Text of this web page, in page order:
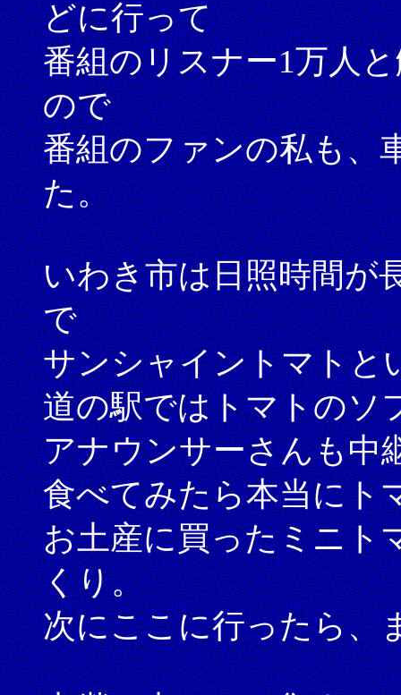
どに行って
番組のリスナー1万人
ので
番組のファンの私も、
た。
いわき市は日照時間が
で
サンシャイントマトと
道の駅ではトマトのソ
アナウンサーさんも中
食べてみたら本当にト
お土産に買ったミニト
くり。
次にここに行ったら、